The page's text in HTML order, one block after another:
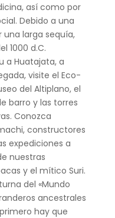
así como por
Debido a una
larga sequía,
1000 d.C.
a Huatajata, a
visite el Eco-
del Altiplano, el
barro y las torres
Conozca
constructores
expediciones a
nuestras
y el mítico Suri.
del «Mundo
ancestrales
hay que